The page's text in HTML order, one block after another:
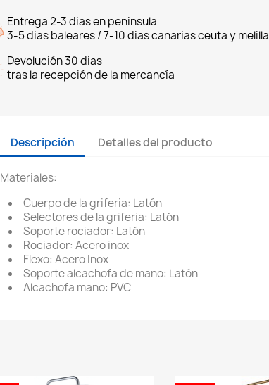
Entrega 2-3 dias en peninsula
3-5 dias baleares / 7-10 dias canarias ceuta y melilla
Devolución 30 dias
tras la recepción de la mercancía
Descripción Detalles del producto
Materiales:
Cuerpo de la griferia: Latón
Selectores de la griferia: Latón
Soporte rociador: Latón
Rociador: Acero inox
Flexo: Acero Inox
Soporte alcachofa de mano: Latón
Alcachofa mano: PVC